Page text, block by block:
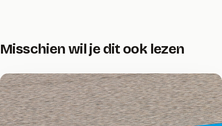
Misschien wil je dit ook lezen